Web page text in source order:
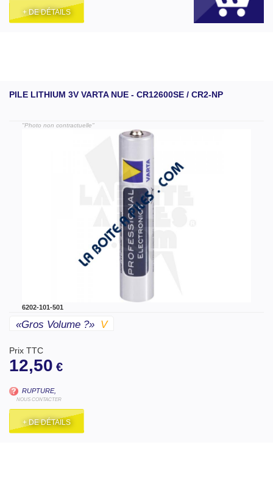
+ DE DÉTAILS
PILE LITHIUM 3V VARTA NUE - CR12600SE / CR2-NP
"Photo non contractuelle"
6202-101-501
«gros Volume ?» V
Prix TTC
12,50 €
RUPTURE,
NOUS CONTACTER
+ DE DÉTAILS